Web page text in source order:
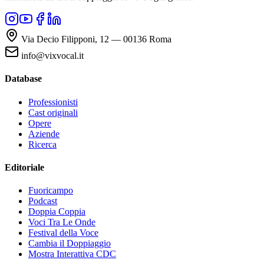
Via Decio Filipponi, 12 — 00136 Roma
info@vixvocal.it
Database
Professionisti
Cast originali
Opere
Aziende
Ricerca
Editoriale
Fuoricampo
Podcast
Doppia Coppia
Voci Tra Le Onde
Festival della Voce
Cambia il Doppiaggio
Mostra Interattiva CDC